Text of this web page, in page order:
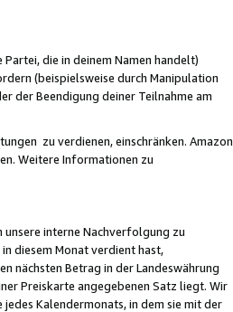
die in deinem Namen handelt)
(beispielsweise durch Manipulation
der Beendigung deiner Teilnahme am
zu verdienen, einschränken. Amazon
Weitere Informationen zu
interne Nachverfolgung zu
diesem Monat verdient hast,
nächsten Betrag in der Landeswährung
Preiskarte angegebenen Satz liegt. Wir
Kalendermonats, in dem sie mit der